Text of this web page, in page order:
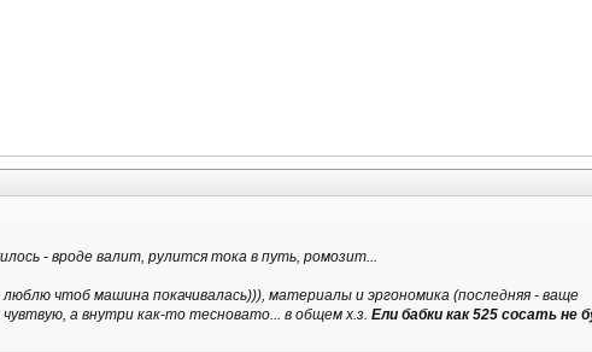
- вроде валит, рулится тока в путь, ромозит...
чтоб машина покачивалась))), материалы и эргономика (последняя - ваще
а внутри как-то тесновато... в общем х.з. Ели бабки как 525 сосать не